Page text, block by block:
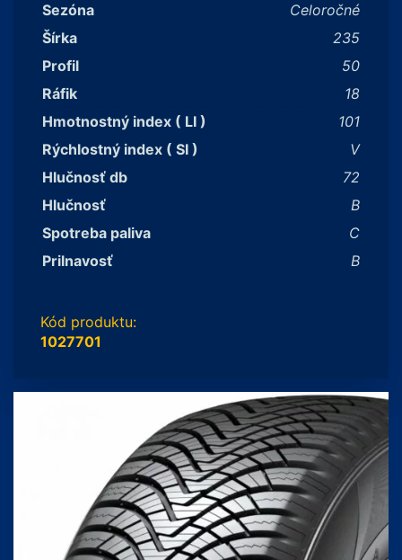
Sezóna
Celoročné
Šírka
235
Profil
50
Ráfik
18
Hmotnostný index ( LI )
101
Rýchlostný index ( SI )
V
Hlučnosť db
72
Hlučnosť
B
Spotreba paliva
C
Prilnavosť
B
Kód produktu:
1027701